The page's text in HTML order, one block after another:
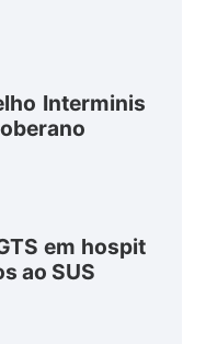
Interminis
em hospit
ao SUS